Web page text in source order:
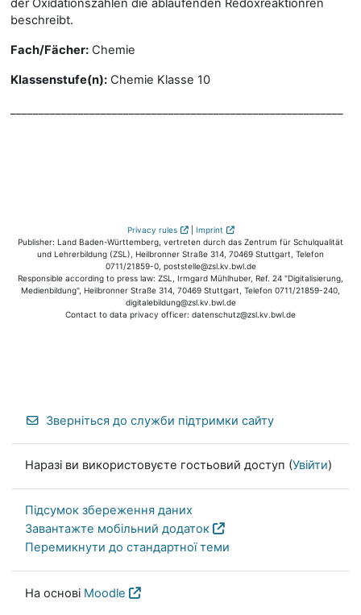
der Oxidationszahlen die ablaufenden Redoxreaktionren
beschreibt.
Fach/Fächer: Chemie
Klassenstufe(n): Chemie Klasse 10
Privacy rules | Imprint
Publisher: Land Baden-Württemberg, vertreten durch das Zentrum für Schulqualität
und Lehrerbildung (ZSL), Heilbronner Straße 314, 70469 Stuttgart, Telefon
0711/21859-0, poststelle@zsl.kv.bwl.de
Responsible according to press law: ZSL, Irmgard Mühlhuber, Ref. 24 "Digitalisierung,
Medienbildung", Heilbronner Straße 314, 70469 Stuttgart, Telefon 0711/21859-240,
digitalebildung@zsl.kv.bwl.de
Contact to data privacy officer: datenschutz@zsl.kv.bwl.de
Зверніться до служби підтримки сайту
Наразі ви використовуєте гостьовий доступ (Увійти)
Підсумок збереження даних
Завантажте мобільний додаток
Перемикнути до стандартної теми
На основі Moodle